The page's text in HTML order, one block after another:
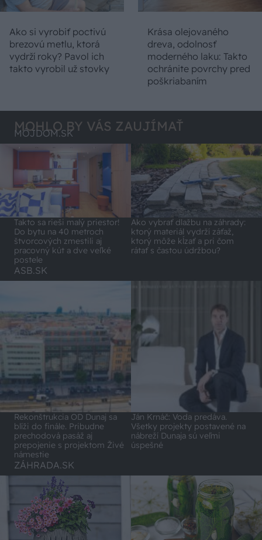
Ako si vyrobiť poctivú
brezovú metlu, ktorá
vydrží roky? Pavol ich
takto vyrobil už stovky
Krása olejovaného
dreva, odolnosť
moderného laku: Takto
ochránite povrchy pred
poškriabaním
MOHLO BY VÁS ZAUJÍMAŤ
MÔJDOM.SK
Takto sa rieši malý priestor!
Do bytu na 40 metroch
štvorcových zmestili aj
pracovný kút a dve veľké
postele
Ako vybrať dlažbu na záhrady:
ktorý materiál vydrží záťaž,
ktorý môže kĺzať a pri čom
rátať s častou údržbou?
ASB.SK
Rekonštrukcia OD Dunaj sa
blíži do finále. Pribudne
prechodová pasáž aj
prepojenie s projektom Živé
námestie
Ján Krnáč: Voda predáva.
Všetky projekty postavené na
nábreží Dunaja sú veľmi
úspešné
ZÁHRADA.SK